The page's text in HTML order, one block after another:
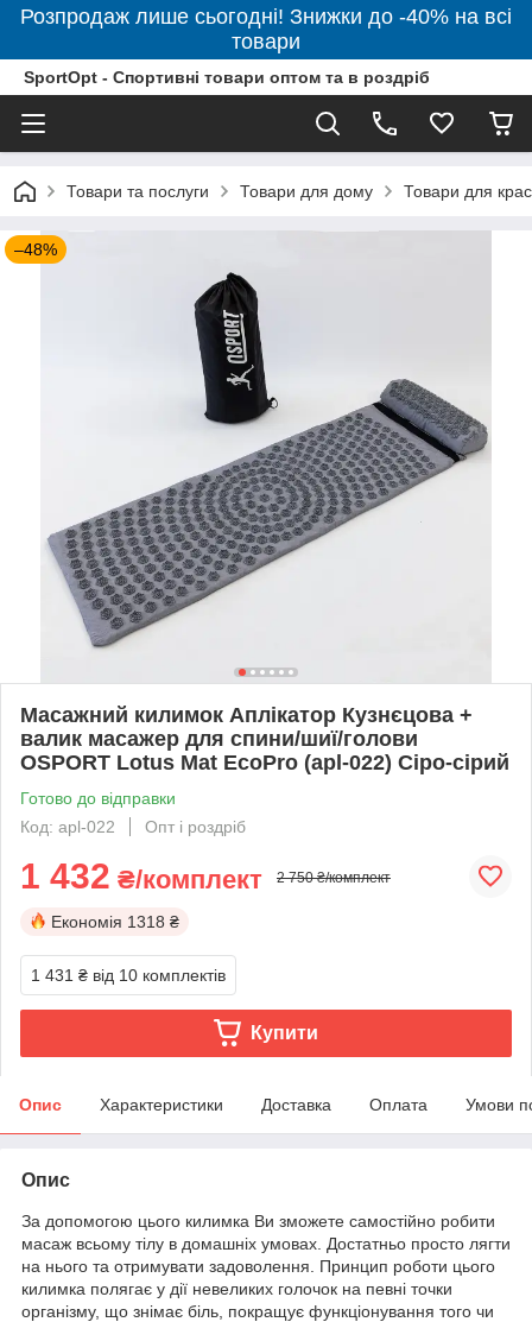
Розпродаж лише сьогодні! Знижки до -40% на всі
товари
SportOpt - Спортивні товари оптом та в роздріб
Товари та послуги Товари для дому Товари для
–48%
Масажний килимок Аплікатор Кузнєцова +
валик масажер для спини/шиї/голови
OSPORT Lotus Mat EcoPro (apl-022) Сіро-сірий
Готово до відправки
Код: apl-022
Опт і роздріб
1 432 ₴/комплект 2 750 ₴/комплект
Економія 1318 ₴
1 431 ₴ від 10 комплектів
Купити
Опис Характеристики Доставка Оплата Умови
Опис
За допомогою цього килимка Ви зможете самостійно робити
масаж всьому тілу в домашніх умовах. Достатньо просто лягти
на нього та отримувати задоволення. Принцип роботи цього
килимка полягає у дії невеликих голочок на певні точки
організму, що знімає біль, покращує функціонування того чи